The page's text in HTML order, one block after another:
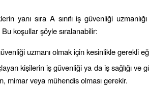
yanı sıra A sınıfı iş güvenliği
koşullar şöyle sıralanabilir:
uzmanı olmak için kesinlikle gerekli
kişilerin iş güvenliği ya da iş sağlığı ve
mimar veya mühendis olması gerekir.